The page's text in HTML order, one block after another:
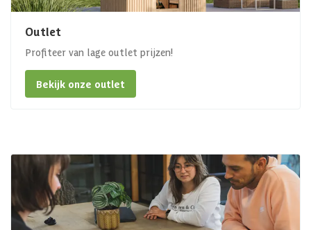
Outlet
Profiteer van lage outlet prijzen!
Bekijk onze outlet